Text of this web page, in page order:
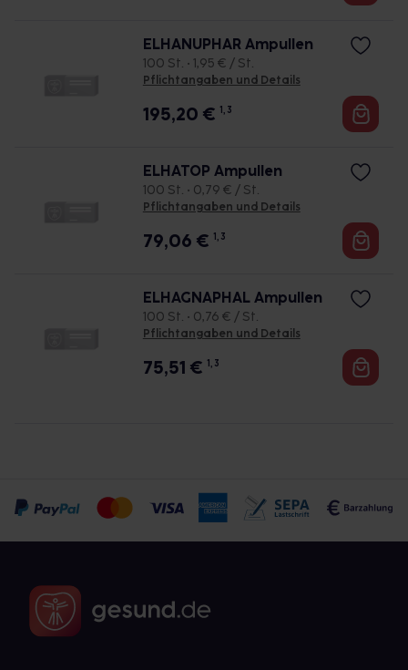
ELHANUPHAR Ampullen
100 St. • 1,95 € / St.
Pflichtangaben und Details
195,20 € 1, 3
ELHATOP Ampullen
100 St. • 0,79 € / St.
Pflichtangaben und Details
79,06 € 1, 3
ELHAGNAPHAL Ampullen
100 St. • 0,76 € / St.
Pflichtangaben und Details
75,51 € 1, 3